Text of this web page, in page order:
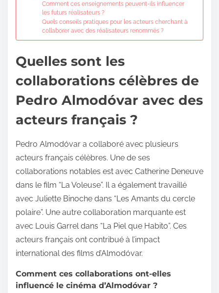
Comment ces enseignements peuvent-ils influencer
les futurs réalisateurs ?
Quels conseils pratiques pour les acteurs cherchant à
collaborer avec des réalisateurs renommés ?
Quelles sont les
collaborations célèbres de
Pedro Almodóvar avec des
acteurs français ?
Pedro Almodóvar a collaboré avec plusieurs
acteurs français célèbres. Une de ses
collaborations notables est avec Catherine Deneuve
dans le film “La Voleuse”. Il a également travaillé
avec Juliette Binoche dans “Les Amants du cercle
polaire”. Une autre collaboration marquante est
avec Louis Garrel dans “La Piel que Habito”. Ces
acteurs français ont contribué à l’impact
international des films d’Almodóvar.
Comment ces collaborations ont-elles
influencé le cinéma d’Almodóvar ?